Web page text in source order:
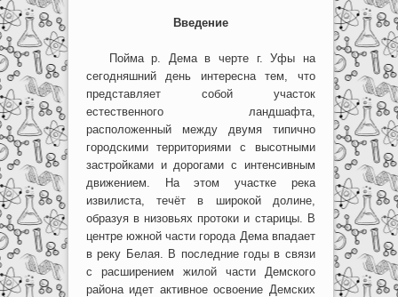
Введение
Пойма р. Дема в черте г. Уфы на
сегодняшний день интересна тем, что
представляет собой участок
естественного ландшафта,
расположенный между двумя типично
городскими территориями с высотными
застройками и дорогами с интенсивным
движением. На этом участке река
извилиста, течёт в широкой долине,
образуя в низовьях протоки и старицы. В
центре южной части города Дема впадает
в реку Белая. В последние годы в связи
с расширением жилой части Демского
района идет активное освоение Демских